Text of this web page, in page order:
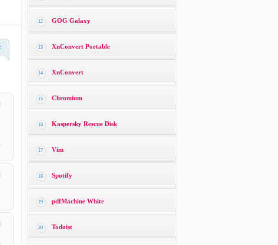
12 GOG Galaxy
13 XnConvert Portable
14 XnConvert
15 Chromium
16 Kaspersky Rescue Disk
17 Vim
18 Spotify
19 pdfMachine White
20 Todoist